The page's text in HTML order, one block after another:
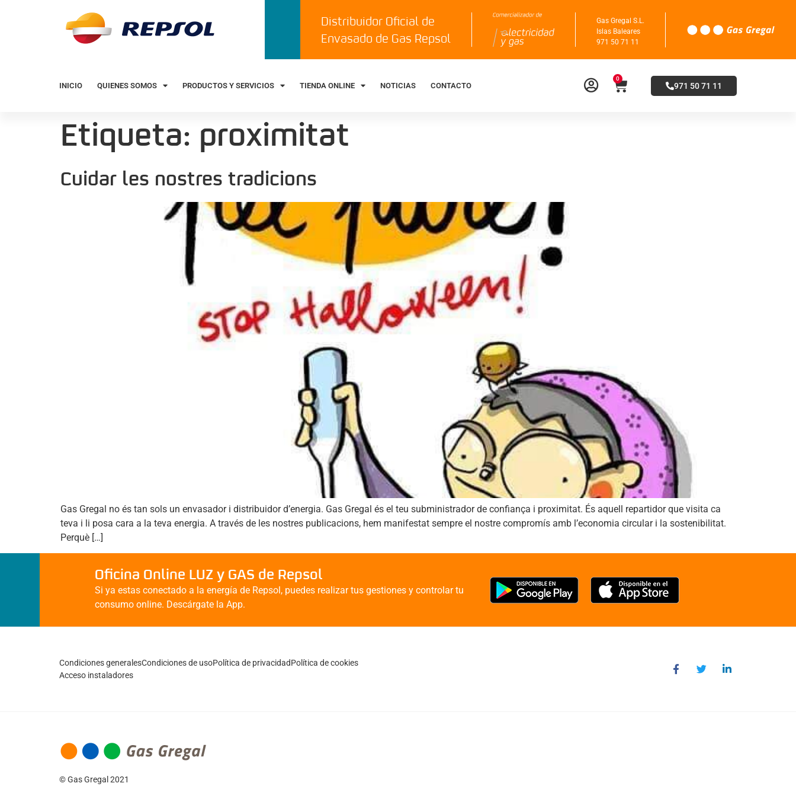
Distribuidor Oficial de
Envasado de Gas Repsol
Gas Gregal S.L.
Islas Baleares
971 50 71 11
INICIO QUIENES SOMOS PRODUCTOS Y SERVICIOS TIENDA ONLINE NOTICIAS CONTACTO
0
971 50 71 11
Etiqueta: proximitat
Cuidar les nostres tradicions
Gas Gregal no és tan sols un envasador i distribuidor d’energia. Gas Gregal és el teu subministrador de confiança i proximitat. És aquell repartidor que visita ca
teva i li posa cara a la teva energia. A través de les nostres publicacions, hem manifestat sempre el nostre compromís amb l’economia circular i la sostenibilitat.
Perquè […]
Oficina Online LUZ y GAS de Repsol
Si ya estas conectado a la energía de Repsol, puedes realizar tus gestiones y controlar tu
consumo online. Descárgate la App.
Condiciones generalesCondiciones de usoPolítica de privacidadPolítica de cookies
Acceso instaladores
© Gas Gregal 2021